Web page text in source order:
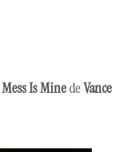
Mess Is Mine de Vance